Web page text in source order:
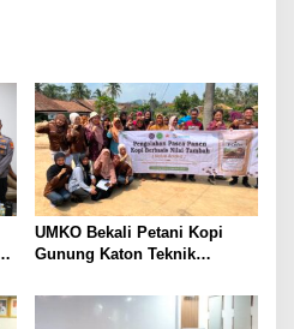
UMKO Bekali Petani Kopi
Gunung Katon Teknik
Jual Hasil Panen Meningkat